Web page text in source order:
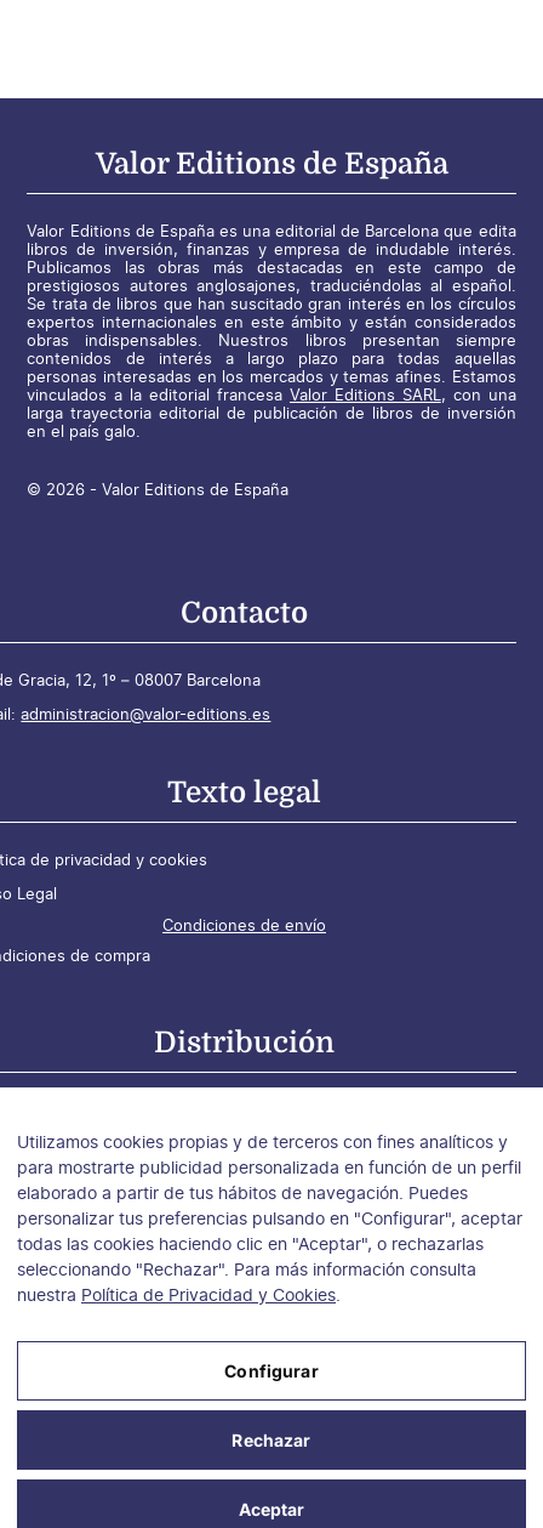
Valor Editions de España
Valor Editions de España es una editorial de Barcelona que edita
libros de inversión, finanzas y empresa de indudable interés.
Publicamos las obras más destacadas en este campo de
prestigiosos autores anglosajones, traduciéndolas al español.
Se trata de libros que han suscitado gran interés en los círculos
expertos internacionales en este ámbito y están considerados
obras indispensables. Nuestros libros presentan siempre
contenidos de interés a largo plazo para todas aquellas
personas interesadas en los mercados y temas afines. Estamos
vinculados a la editorial francesa Valor Editions SARL, con una
larga trayectoria editorial de publicación de libros de inversión
en el país galo.
© 2026 - Valor Editions de España
Contacto
Gracia, 12, 1º – 08007 Barcelona
administracion@valor-editions.es
Texto legal
de privacidad y cookies
Legal
Condiciones de envío
de compra
Distribución
para Argentina, Chile y Uruguay
para México
Utilizamos cookies propias y de terceros con fines analíticos y
para mostrarte publicidad personalizada en función de un perfil
elaborado a partir de tus hábitos de navegación. Puedes
personalizar tus preferencias pulsando en "Configurar", aceptar
todas las cookies haciendo clic en "Aceptar", o rechazarlas
seleccionando "Rechazar". Para más información consulta
nuestra Política de Privacidad y Cookies
Configurar
Rechazar
Aceptar